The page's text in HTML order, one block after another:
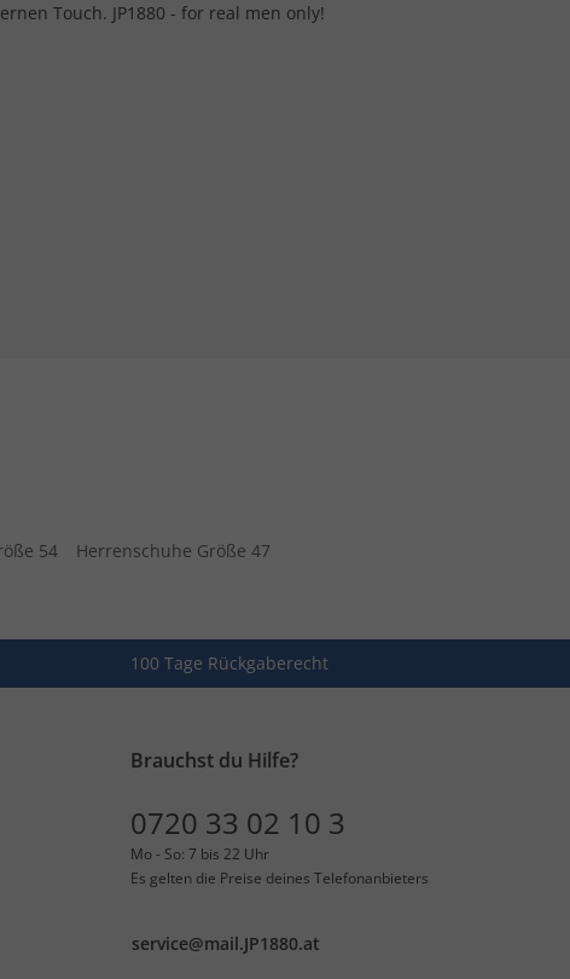
Touch. JP1880 - for real men only!
54
Herrenschuhe Größe 47
100 Tage Rückgaberecht
Brauchst du Hilfe?
0720 33 02 10 3
Mo - So: 7 bis 22 Uhr
Es gelten die Preise deines Telefonanbieters
service@mail.JP1880.at